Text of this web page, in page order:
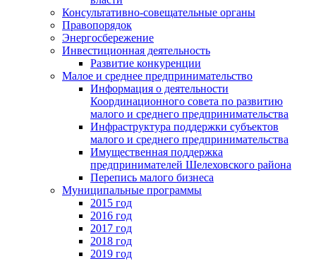
Консультативно-совещательные органы
Правопорядок
Энергосбережение
Инвестиционная деятельность
Развитие конкуренции
Малое и среднее предпринимательство
Информация о деятельности
Координационного совета по развитию
малого и среднего предпринимательства
Инфраструктура поддержки субъектов
малого и среднего предпринимательства
Имущественная поддержка
предпринимателей Шелеховского района
Перепись малого бизнеса
Муниципальные программы
2015 год
2016 год
2017 год
2018 год
2019 год